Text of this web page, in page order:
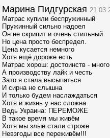
Марина Пидгурская
Матраc купили беспружинный
Пружинный сильно надоел
Он не скрипит и очень стильный
Но цена просто беспредел.
Цена кусается немного
Хотя ещё дороже есть
Матрас хорош: достоинств - много
А производству лайк и честь
Зато я стала высыпаться
И сирна не слышна
И только будем наслаждаться
Хотя и жизнь у нас сложна
Ведь Украина: ПЕРЕМОЖЕ
В такое время мы живём
Хотя мы злые стали строже
Невзгоды все переживём!!!